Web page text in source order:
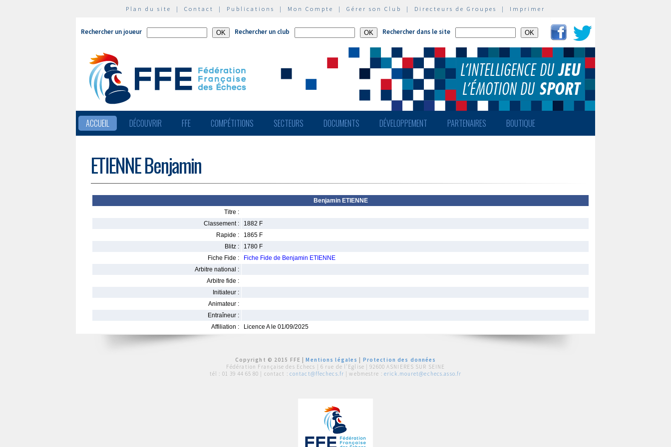
Plan du site | Contact | Publications | Mon Compte | Gérer son Club | Directeurs de Groupes | Imprimer
Rechercher un joueur Rechercher un club Rechercher dans le site
ACCUEIL DÉCOUVRIR FFE COMPÉTITIONS SECTEURS DOCUMENTS DÉVELOPPEMENT PARTENAIRES BOUTIQUE
ETIENNE Benjamin
Benjamin ETIENNE
Titre :
Classement :
1882 F
Rapide :
1865 F
Blitz :
1780 F
Fiche Fide :
Fiche Fide de Benjamin ETIENNE
Arbitre national :
Arbitre fide :
Initiateur :
Animateur :
Entraîneur :
Affiliation :
Licence A le 01/09/2025
Copyright © 2015 FFE |Mentions légales
Protection des données
Fédération Française des Echecs | 6 rue de l'Eglise | 92600 ASNIERES SUR SEINE
tél : 01 39 44 65 80 | contact : contact@ffechecs.fr | webmestre : erick.mouret@echecs.asso.fr